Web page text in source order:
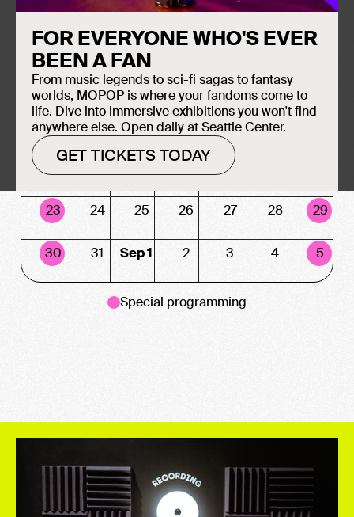
FOR EVERYONE WHO'S EVER
BEEN A FAN
From music legends to sci-fi sagas to fantasy
worlds, MOPOP is where your fandoms come to
life. Dive into immersive exhibitions you won't find
anywhere else. Open daily at Seattle Center.
GET TICKETS TODAY
AUG 2026
SUN MON TUE
2
3 4 5 6 7
9 10 11 12 13 14
20
23 24 25 26 27 28 29
30 31 Sep 1 2 3 4 5
Special programming